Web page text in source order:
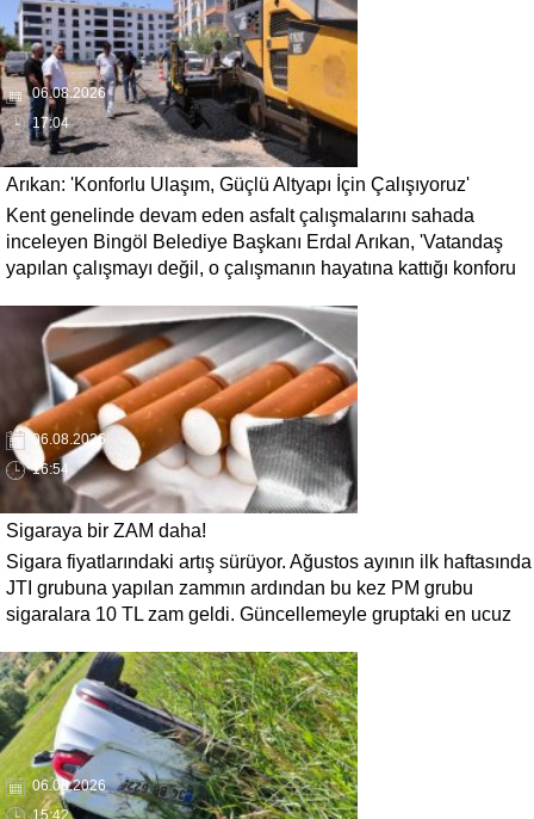
06.08.2026
17:04
Arıkan: 'Konforlu Ulaşım, Güçlü Altyapı İçin Çalışıyoruz'
Kent genelinde devam eden asfalt çalışmalarını sahada
inceleyen Bingöl Belediye Başkanı Erdal Arıkan, 'Vatandaş
yapılan çalışmayı değil, o çalışmanın hayatına kattığı konforu
çözümleri öncelediklerini söyledi. Arıkan, bu sezon yaklaşık 40
bin ton asfalt serimi gerçekleştirileceğini belirtti.
06.08.2026
16:54
Sigaraya bir ZAM daha!
Sigara fiyatlarındaki artış sürüyor. Ağustos ayının ilk haftasında
JTI grubuna yapılan zammın ardından bu kez PM grubu
sigaralara 10 TL zam geldi. Güncellemeyle gruptaki en ucuz
06.08.2026
15:42